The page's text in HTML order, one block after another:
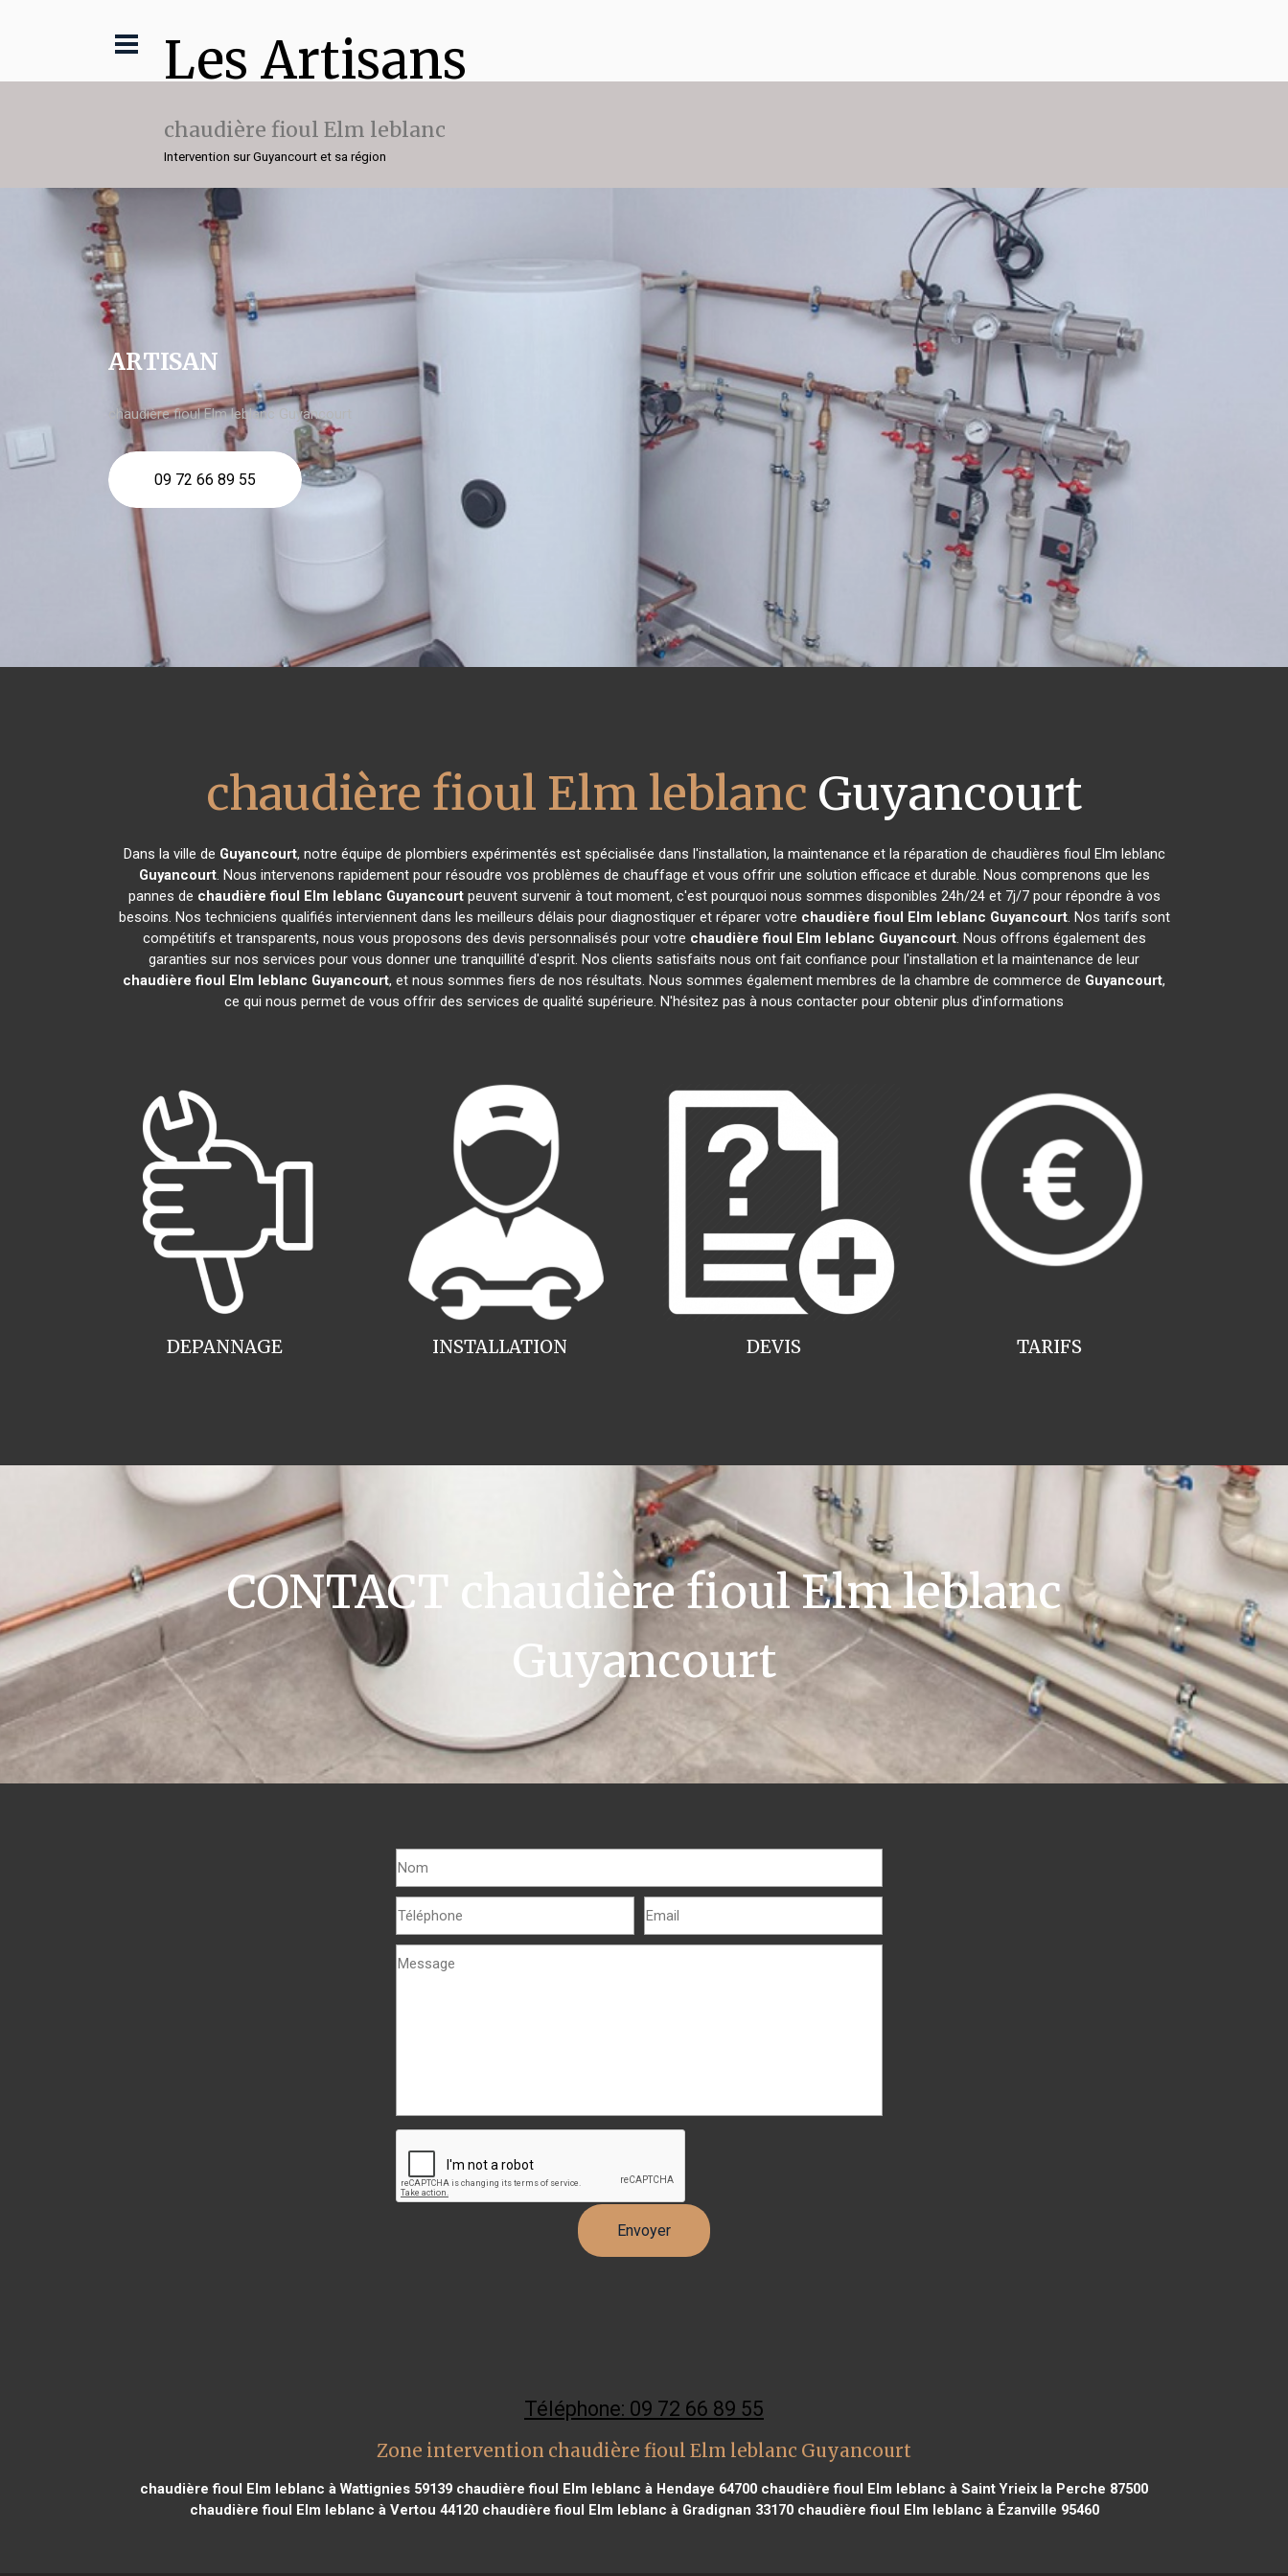
Les Artisans
chaudière fioul Elm leblanc
Intervention sur Guyancourt et sa région
ARTISAN
chaudière fioul Elm leblanc Guyancourt
09 72 66 89 55
chaudière fioul Elm leblanc Guyancourt
Dans la ville de Guyancourt, notre équipe de plombiers expérimentés est spécialisée dans l'installation, la maintenance et la réparation de chaudières fioul Elm leblanc
Guyancourt. Nous intervenons rapidement pour résoudre vos problèmes de chauffage et vous offrir une solution efficace et durable. Nous comprenons que les
pannes de chaudière fioul Elm leblanc Guyancourtpeuvent survenir à tout moment, c'est pourquoi nous sommes disponibles 24h/24 et 7j/7 pour répondre à vos
besoins. Nos techniciens qualifiés interviennent dans les meilleurs délais pour diagnostiquer et réparer votre chaudière fioul Elm leblanc Guyancourt. Nos tarifs sont
compétitifs et transparents, nous vous proposons des devis personnalisés pour votre chaudière fioul Elm leblanc Guyancourt. Nous offrons également des
garanties sur nos services pour vous donner une tranquillité d'esprit. Nos clients satisfaits nous ont fait confiance pour l'installation et la maintenance de leur
chaudière fioul Elm leblanc Guyancourt, et nous sommes fiers de nos résultats. Nous sommes également membres de la chambre de commerce de Guyancourt,
ce qui nous permet de vous offrir des services de qualité supérieure. N'hésitez pas à nous contacter pour obtenir plus d'informations
INSTALLATION
DEPANNAGE TARIFS
DEVIS
CONTACT chaudière fioul Elm leblanc
Guyancourt
Téléphone: 09 72 66 89 55
Zone intervention chaudière fioul Elm leblanc Guyancourt
chaudière fioul Elm leblanc à Wattignies 59139 chaudière fioul Elm leblanc à Hendaye 64700 chaudière fioul Elm leblanc à Saint Yrieix la Perche 87500
chaudière fioul Elm leblanc à Vertou 44120chaudière fioul Elm leblanc à Gradignan 33170chaudière fioul Elm leblanc à Ézanville 95460